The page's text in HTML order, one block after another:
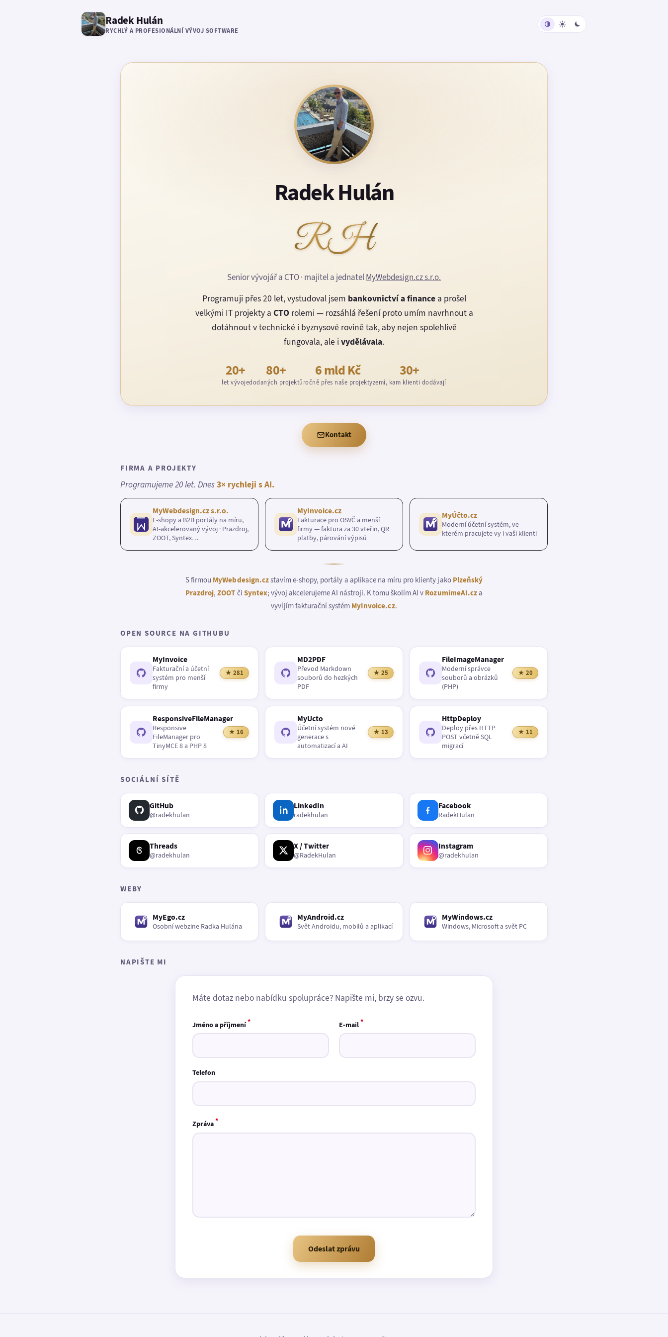
Radek Hulán
RYCHLÝ A PROFESIONÁLNÍ VÝVOJ SOFTWARE
Radek Hulán
RH
Senior vývojář a CTO · majitel a jednatelMyWebdesign.cz s.r.o.
Programuji přes 20 let, vystudoval jsem bankovnictví a financea prošel
velkými IT projekty a CTOrolemi — rozsáhlá řešení proto umím navrhnout a
dotáhnout v technické i byznysové rovině tak, aby nejen spolehlivě
fungovala, ale i vydělávala.
20+
let vývoje
80+
dodaných projektů
6 mld Kč
ročně přes naše projekty
30+
zemí, kam klienti dodávají
Kontakt
FIRMA A PROJEKTY
Programujeme 20 let. Dnes3× rychleji s AI.
MyWebdesign.cz s.r.o.
E-shopy a B2B portály na míru,
AI-akcelerovaný vývoj · Prazdroj,
ZOOT, Syntex…
MyInvoice.cz
Fakturace pro OSVČ a menší
firmy — faktura za 30 vteřin, QR
platby, párování výpisů
MyÚčto.cz
Moderní účetní systém, ve
kterém pracujete vy i vaši klienti
S firmou MyWebdesign.czstavím e-shopy, portály a aplikace na míru pro klienty jako Plzeňský
Prazdroj,ZOOT či Syntex; vývoj akcelerujeme AI nástroji. K tomu školím AI v RozumimeAI.cza
vyvíjím fakturační systém MyInvoice.cz.
OPEN SOURCE NA GITHUBU
MyInvoice
Fakturační a účetní
systém pro menší
firmy
★ 281
MD2PDF
Převod Markdown
souborů do hezkých
PDF
★ 25
FileImageManager
Moderní správce
souborů a obrázků
(PHP)
★ 20
ResponsiveFileManager
Responsive
FileManager pro
TinyMCE 8 a PHP 8
★ 16
MyUcto
Účetní systém nové
generace s
automatizací a AI
★ 13
HttpDeploy
Deploy přes HTTP
POST včetně SQL
migrací
★ 11
SOCIÁLNÍ SÍTĚ
GitHub
@radekhulan
LinkedIn
radekhulan
Facebook
RadekHulan
Threads
@radekhulan
X / Twitter
@RadekHulan
Instagram
@radekhulan
WEBY
MyEgo.cz
Osobní webzine Radka Hulána
MyAndroid.cz
Svět Androidu, mobilů a aplikací
MyWindows.cz
Windows, Microsoft a svět PC
NAPIŠTE MI
Máte dotaz nebo nabídku spolupráce? Napište mi, brzy se ozvu.
Jméno a příjmení* E-mail*
Telefon
Zpráva*
Odeslat zprávu